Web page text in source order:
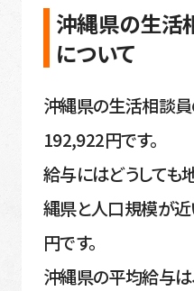
沖縄県の生活
について
沖縄県の生活相談
192,922円です。
給与にはどうしても
縄県と人口規模が
円です。
沖縄県の平均給与は